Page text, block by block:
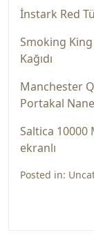
İnstark Red
Smoking
Kağıdı
Manchester
Portakal
Saltica
ekranlı
Posted in: